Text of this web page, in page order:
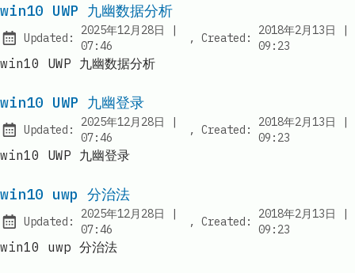
win10 UWP 九幽数据分析
Updated:
2025年12月28日
|
at
07:46
, Created:
2018年2月13日 |
09:23
win10 UWP 九幽数据分析
win10 UWP 九幽登录
Updated:
2025年12月28日
|
at
07:46
, Created:
2018年2月13日 |
09:23
win10 UWP 九幽登录
win10 uwp 分治法
Updated:
2025年12月28日
|
at
07:46
, Created:
2018年2月13日 |
09:23
win10 uwp 分治法